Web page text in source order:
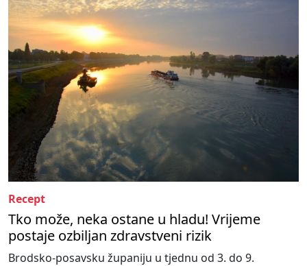
Recept
Tko može, neka ostane u hladu! Vrijeme
postaje ozbiljan zdravstveni rizik
Brodsko-posavsku županiju u tjednu od 3. do 9.